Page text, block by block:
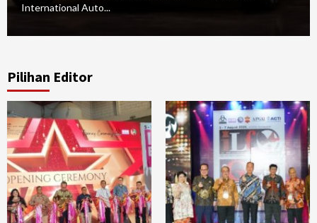
International Auto...
Pilihan Editor